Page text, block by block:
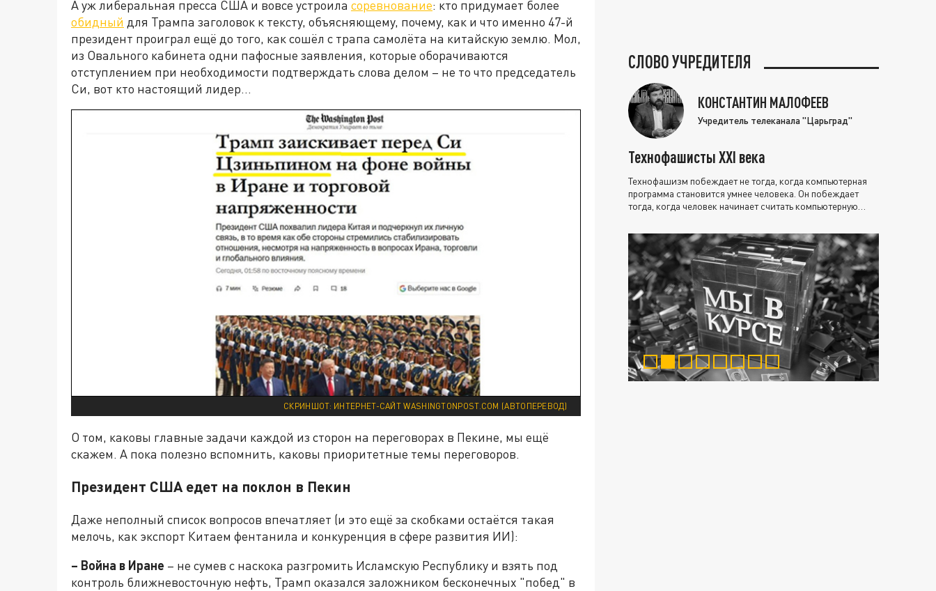
А уж либеральная пресса США и вовсе устроила соревнование: кто придумает более
обидный для Трампа заголовок к тексту, объясняющему, почему, как и что именно 47-й
президент проиграл ещё до того, как сошёл с трапа самолёта на китайскую землю. Мол,
из Овального кабинета одни пафосные заявления, которые оборачиваются
отступлением при необходимости подтверждать слова делом – не то что председатель
Си, вот кто настоящий лидер…
СКРИНШОТ: ИНТЕРНЕТ-САЙТ WASHINGTONPOST.COM (АВТОПЕРЕВОД)
О том, каковы главные задачи каждой из сторон на переговорах в Пекине, мы ещё
скажем. А пока полезно вспомнить, каковы приоритетные темы переговоров.
Президент США едет на поклон в Пекин
Даже неполный список вопросов впечатляет (и это ещё за скобками остаётся такая
мелочь, как экспорт Китаем фентанила и конкуренция в сфере развития ИИ):
– Война в Иране – не сумев с наскока разгромить Исламскую Республику и взять под
контроль ближневосточную нефть, Трамп оказался заложником бесконечных "побед" в
СЛОВО УЧРЕДИТЕЛЯ
КОНСТАНТИН МАЛОФЕЕВ
Учредитель телеканала "Царьград"
Технофашисты XXI века
Технофашизм побеждает не тогда, когда компьютерная
программа становится умнее человека. Он побеждает
тогда, когда человек начинает считать компьютерную